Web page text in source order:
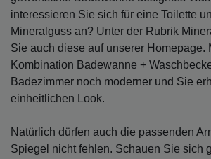
interessieren Sie sich für eine Toilette
Mineralguss an? Unter der Rubrik
Sie auch diese auf unserer Homepage.
Kombination Badewanne +
Badezimmer noch moderner und Sie
einheitlichen Look.
Natürlich dürfen auch die passenden
Spiegel nicht fehlen. Schauen Sie sich